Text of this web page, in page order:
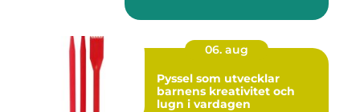
06. aug
Pyssel som utvecklar
barnens kreativitet och
lugn i vardagen